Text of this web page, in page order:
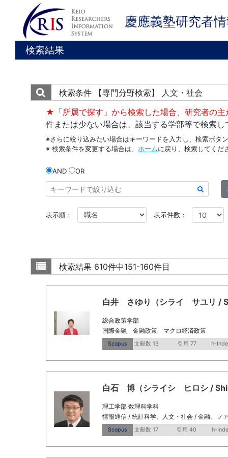
慶應義塾研究者
検索結果
検索条件
【専門分野検索】 人文・社会
★「所属で探す」から検索した場合、研究者の
件または少ない場合は、該当する学部等で検索し
※さらに絞り込みたい場合はキーワードを入力し、検索ボタ
※ 検索条件を変更する場合は、 ホームに戻り、検索してくだ
AND OR
表示順： 表示件数：
検索結果 610件中151-160件目
白井 さゆり（シライ サユリ /
総合政策学部
国際金融 金融政策 マクロ経済政策
Scopus 文献数 13 引用 77 h-
白石 博（シライシ ヒロシ /
理工学部 数理科学科
情報通信 / 統計科学、人文・社会 / 金融、フ
Scopus 文献数 17 引用 40 h-